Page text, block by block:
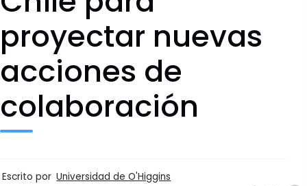
proyectar nuevas
acciones de
colaboración
Escrito por Universidad de O'Higgins